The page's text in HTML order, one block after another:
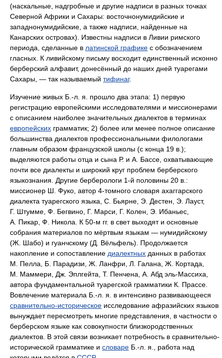
(наскальные, надгробные и другие надписи в разных точках
Северной Африки и Сахары: восточнонумидийские и
западнонумидийские, а также надписи, найденные на
Канарских островах). Известны надписи в Ливии римского
периода, сделанные в латинской графике с обозначением
гласных. К ливийскому письму восходит единственный исконно
берберский алфавит, донесённый до наших дней туарегами
Сахары, — так называемый тифинаг.
Изучение живых Б.‑л. я. прошло два этапа: 1) первую
регистрацию европейскими исследователями и миссионерами
с описанием наиболее значительных диалектов в терминах
европейских грамматик; 2) более или менее полное описание
большинства диалектов профессиональными филологами
главным образом французской школы (с конца 19 в.);
выделяются работы отца и сына Р. и А. Бассе, охватывающие
почти все диалекты и широкий круг проблем берберского
языкознания. Другие берберологи 1‑й половины 20 в.:
миссионер Ш. Фуко, автор 4‑томного словаря ахаггарского
диалекта туарегского языка, С. Бьярне, Э. Дестен, Э. Лауст,
Г. Штумме, Ф. Бегвино, Г. Марси, Г. Колен, Э. Ибаньес,
А. Пикар, Ф. Никола. К 50‑м гг. в свет выходят и основные
собрания материалов по мёртвым языкам — нумидийскому
(Ж. Шабо) и гуанчскому (Д. Вёльфель). Продолжается
накопление и сопоставление диалектных данных в работах
М. Пелла, Б. Парадизи, Ж. Ланфри, Л. Галана, Ж. Кортада,
М. Маммери, Дж. Эплгейта, Т. Пенчена, А. Абд эль-Массиха,
автора фундаментальной туарегской грамматики К. Прассе.
Вовлечение материала Б.‑л. я. в интенсивно развивающееся
сравнительно-историческое исследование афразийских языков
вынуждает пересмотреть многие представления, в частности о
берберском языке как совокупности близкородственных
диалектов. В этой связи возникает потребность в сравнительно-
исторической грамматике и словаре Б.‑л. я., работа над